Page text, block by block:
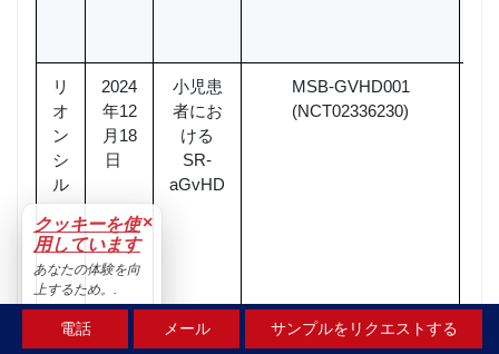
リ
オ
ン
シ
ル
2024
年12
月18
日
小児患
者にお
ける
SR-
aGvHD
MSB-GVHD001
(NCT02336230)
（
電話 メール サンプルをリクエストする
クッキーを使
用しています
×
あなたの体験を向
上するため。.
受け入れる